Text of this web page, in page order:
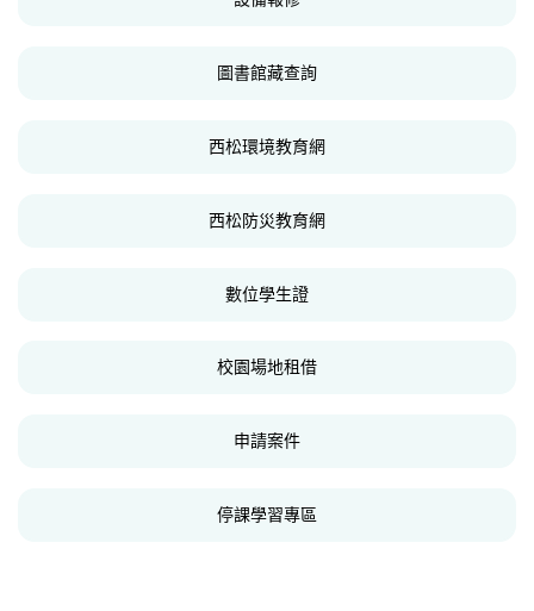
圖書館藏查詢
西松環境教育網
西松防災教育網
數位學生證
校園場地租借
申請案件
停課學習專區